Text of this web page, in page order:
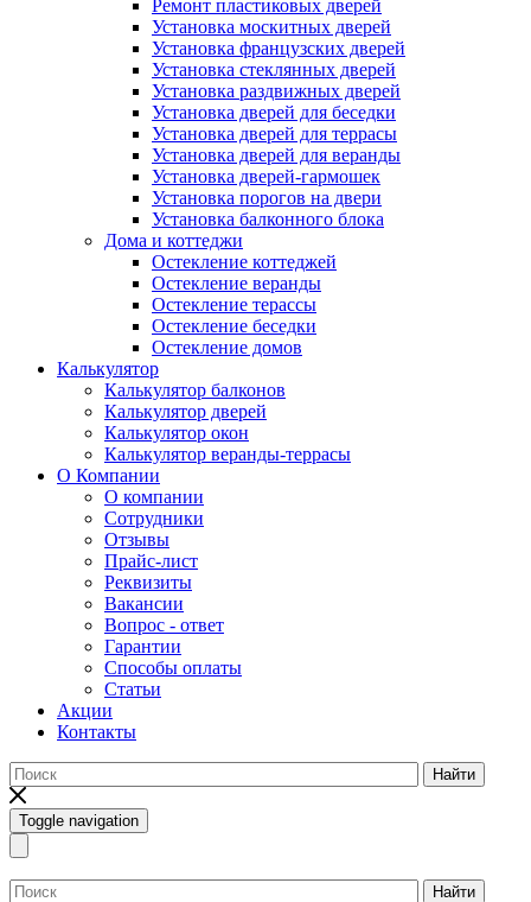
Ремонт пластиковых дверей
Установка москитных дверей
Установка французских дверей
Установка стеклянных дверей
Установка раздвижных дверей
Установка дверей для беседки
Установка дверей для террасы
Установка дверей для веранды
Установка дверей-гармошек
Установка порогов на двери
Установка балконного блока
Дома и коттеджи
Остекление коттеджей
Остекление веранды
Остекление терассы
Остекление беседки
Остекление домов
Калькулятор
Калькулятор балконов
Калькулятор дверей
Калькулятор окон
Калькулятор веранды-террасы
О Компании
О компании
Сотрудники
Отзывы
Прайс-лист
Реквизиты
Вакансии
Вопрос - ответ
Гарантии
Способы оплаты
Статьи
Акции
Контакты
Найти
Toggle navigation
Найти